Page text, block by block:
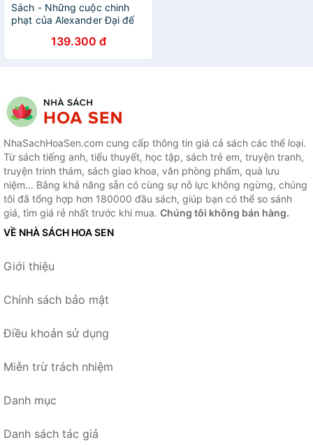
Sách - Những cuộc chinh
phạt của Alexander Đại đế
139.300 đ
NhaSachHoaSen.com cung cấp thông tin giá cả sách các thể loại.
Từ sách tiếng anh, tiểu thuyết, học tập, sách trẻ em, truyện tranh,
truyện trinh thám, sách giao khoa, văn phòng phẩm, quà lưu
niệm... Bằng khả năng sẵn có cùng sự nỗ lực không ngừng, chúng
tôi đã tổng hợp hơn 180000 đầu sách, giúp bạn có thể so sánh
giá, tìm giá rẻ nhất trước khi mua. Chúng tôi không bán hàng.
VỀ NHÀ SÁCH HOA SEN
Giới thiệu
Chính sách bảo mật
Điều khoản sử dụng
Miễn trừ trách nhiệm
Danh mục
Danh sách tác giả